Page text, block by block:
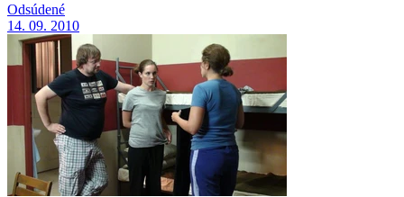
Odsúdené
14. 09. 2010